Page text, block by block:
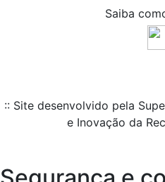
Saiba
:: Site desenvolvido pela
e Inovação da